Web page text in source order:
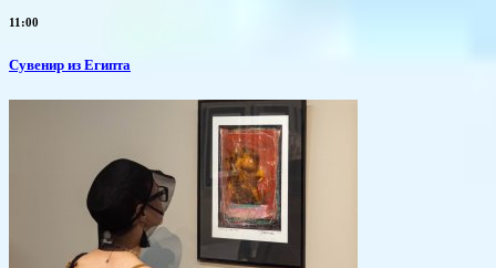
11:00
Сувенир из Египта